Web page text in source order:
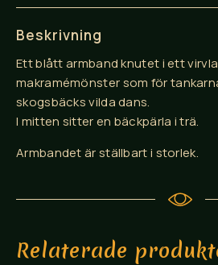
Beskrivning
Ett blått armband knutet i ett
makramémönster som för
skogsbäcks vilda dans.
I mitten sitter en bäckpärla i trä.
Armbandet är ställbart i storlek.
Relaterade